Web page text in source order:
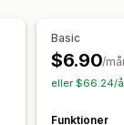
Basic
$6.90/
eller $66.24/
Funktioner